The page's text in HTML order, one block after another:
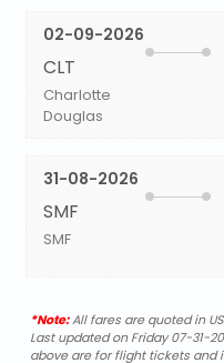
02-09-2026
CLT
Charlotte
Douglas
31-08-2026
SMF
SMF
*Note:All fares are quoted in
Last updated on Friday 07-31-
above are for flight tickets and